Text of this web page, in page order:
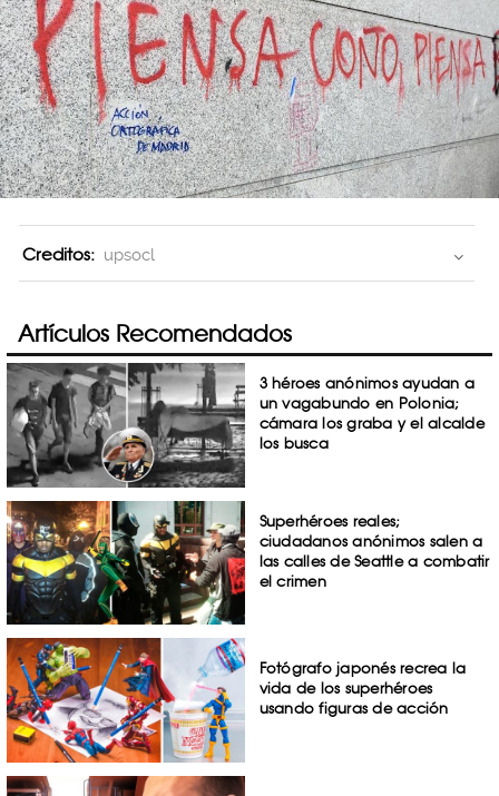
Creditos: upsocl
Artículos Recomendados
3 héroes anónimos ayudan a
un vagabundo en Polonia;
cámara los graba y el alcalde
los busca
Superhéroes reales;
ciudadanos anónimos salen a
las calles de Seattle a combatir
el crimen
Fotógrafo japonés recrea la
vida de los superhéroes
usando figuras de acción